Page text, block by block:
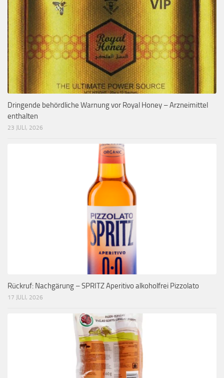
Dringende behördliche Warnung vor Royal Honey – Arzneimittel
enthalten
23 JULI, 2026
Rückruf: Nachgärung – SPRITZ Aperitivo alkoholfrei Pizzolato
17 JULI, 2026